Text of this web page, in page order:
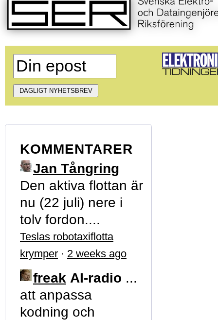
KOMMENTARER
Jan Tångring
Den aktiva flottan är
nu (22 juli) nere i
tolv fordon....
Teslas robotaxiflotta
krymper · 2 weeks ago
freak AI-radio ...
att anpassa
kodning och